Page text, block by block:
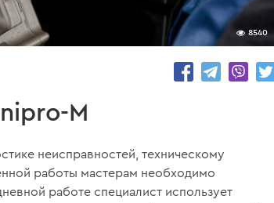
8540
M
неисправностей, техническому
работы мастерам необходимо
работе специалист использует